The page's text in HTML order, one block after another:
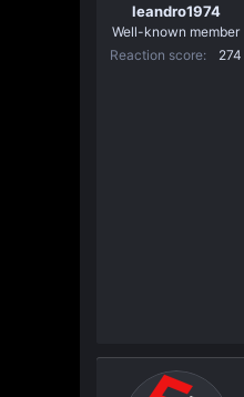
leandro1974
Well-known member
Reaction score
274